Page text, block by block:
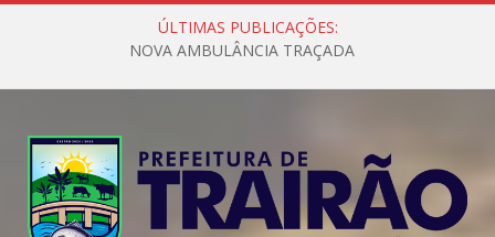
ÚLTIMAS PUBLICAÇÕES:
NOVA AMBULÂNCIA TRAÇADA